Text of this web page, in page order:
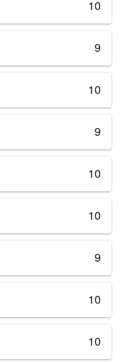
10
9
10
9
10
10
9
10
10